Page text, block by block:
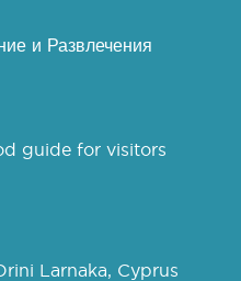
и Развлечения
guide for visitors
Larnaka, Cyprus